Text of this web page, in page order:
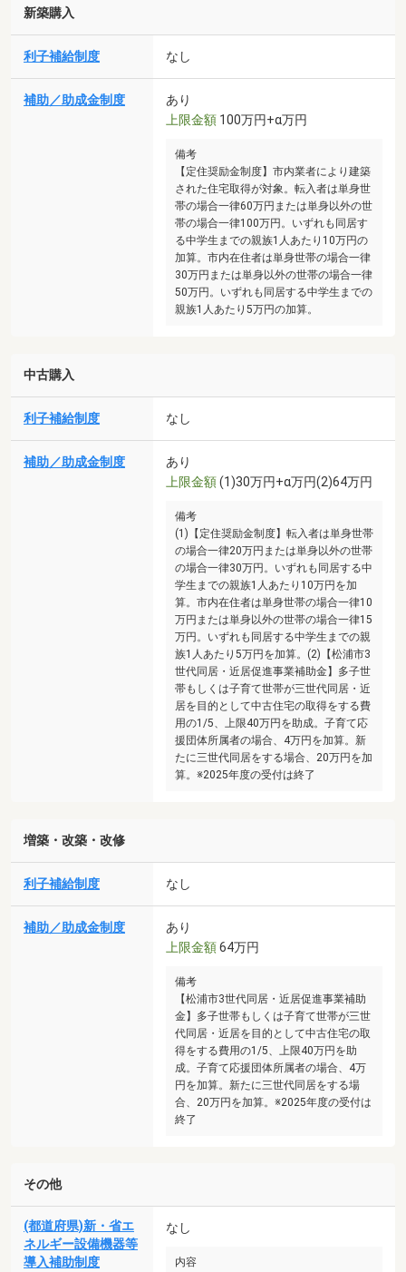
新築購入
利子補給制度 なし
補助／助成金制度
あり
上限金額 100万円+α万円
備考
【定住奨励金制度】市内業者により建築
された住宅取得が対象。転入者は単身世
帯の場合一律60万円または単身以外の世
帯の場合一律100万円。いずれも同居す
る中学生までの親族1人あたり10万円の
加算。市内在住者は単身世帯の場合一律
30万円または単身以外の世帯の場合一律
50万円。いずれも同居する中学生までの
親族1人あたり5万円の加算。
中古購入
利子補給制度 なし
補助／助成金制度
あり
上限金額(1)30万円+α万円(2)64万円
備考
(1)【定住奨励金制度】転入者は単身世帯
の場合一律20万円または単身以外の世帯
の場合一律30万円。いずれも同居する中
学生までの親族1人あたり10万円を加
算。市内在住者は単身世帯の場合一律10
万円または単身以外の世帯の場合一律15
万円。いずれも同居する中学生までの親
族1人あたり5万円を加算。(2)【松浦市3
世代同居・近居促進事業補助金】多子世
帯もしくは子育て世帯が三世代同居・近
居を目的として中古住宅の取得をする費
用の1/5、上限40万円を助成。子育て応
援団体所属者の場合、4万円を加算。新
たに三世代同居をする場合、20万円を加
算。※2025年度の受付は終了
増築・改築・改修
利子補給制度 なし
補助／助成金制度
あり
上限金額64万円
備考
【松浦市3世代同居・近居促進事業補助
金】多子世帯もしくは子育て世帯が三世
代同居・近居を目的として中古住宅の取
得をする費用の1/5、上限40万円を助
成。子育て応援団体所属者の場合、4万
円を加算。新たに三世代同居をする場
合、20万円を加算。※2025年度の受付は
終了
その他
(都道府県)新・省エ
ネルギー設備機器等
導入補助制度
なし
内容